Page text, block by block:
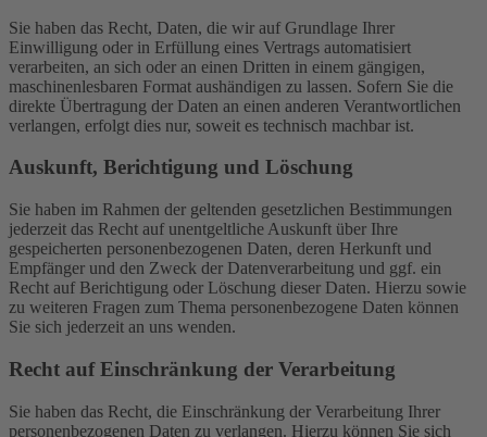
Sie haben das Recht, Daten, die wir auf Grundlage Ihrer
Einwilligung oder in Erfüllung eines Vertrags automatisiert
verarbeiten, an sich oder an einen Dritten in einem gängigen,
maschinenlesbaren Format aushändigen zu lassen. Sofern Sie die
direkte Übertragung der Daten an einen anderen Verantwortlichen
verlangen, erfolgt dies nur, soweit es technisch machbar ist.
Auskunft, Berichtigung und Löschung
Sie haben im Rahmen der geltenden gesetzlichen Bestimmungen
jederzeit das Recht auf unentgeltliche Auskunft über Ihre
gespeicherten personenbezogenen Daten, deren Herkunft und
Empfänger und den Zweck der Datenverarbeitung und ggf. ein
Recht auf Berichtigung oder Löschung dieser Daten. Hierzu sowie
zu weiteren Fragen zum Thema personenbezogene Daten können
Sie sich jederzeit an uns wenden.
Recht auf Einschränkung der Verarbeitung
Sie haben das Recht, die Einschränkung der Verarbeitung Ihrer
personenbezogenen Daten zu verlangen. Hierzu können Sie sich